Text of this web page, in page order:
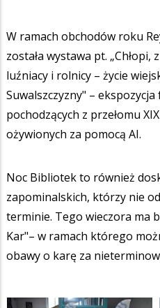
W ramach obchodów roku
została wystawa pt.
luźniacy i rolnicy – życie
Suwalszczyzny" –
pochodzących z przełomu
ożywionych za pomocą AI.
Noc Bibliotek to również
zapominalskich, którzy nie
terminie. Tego wieczora ma
Kar"– w ramach którego
obawy o karę za